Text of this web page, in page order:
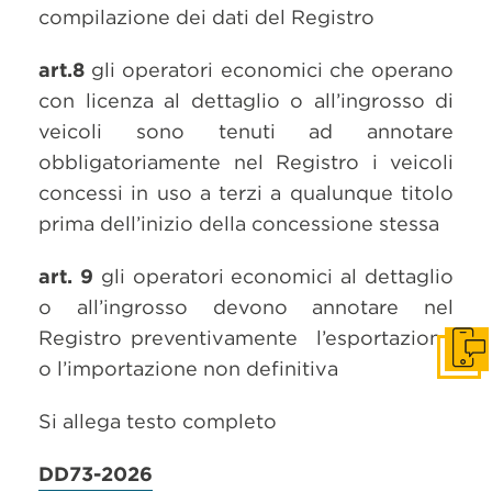
compilazione dei dati del Registro
art.8 gli operatori economici che operano
con licenza al dettaglio o all’ingrosso di
veicoli sono tenuti ad annotare
obbligatoriamente nel Registro i veicoli
concessi in uso a terzi a qualunque titolo
prima dell’inizio della concessione stessa
art. 9 gli operatori economici al dettaglio
o all’ingrosso devono annotare nel
Registro preventivamente l’esportazione
o l’importazione non definitiva
Si allega testo completo
DD73-2026
Get